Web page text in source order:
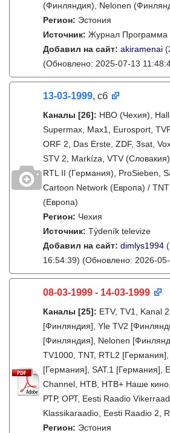
(Финляндия), Nelonen
Регион: Эстония
Источник: Журнал Программа
Добавил на сайт: akiramenai
(Обновлено: 2025-07-13
13-03-1999, сб
Каналы [26]: HBO (Чехия),
Supermax, Max1, Eurosport,
ORF 2, Das Erste, ZDF, 3sat,
STV 2, Markíza, VTV
RTL II (Германия), ProSieben,
Cartoon Network (Европа) /
(Европа)
Регион: Чехия
Источник: Týdeník televize
Добавил на сайт: dimlys1994
16:54:39) (Обновлено: 2026-
08-03-1999 - 14-03-1999
Каналы [25]: ETV, TV1, Kanal
[Финляндия], Yle TV2
[Финляндия], Nelonen
TV1000, TNT, RTL2
[Германия], SAT.1 [Германия],
Channel, НТВ, НТВ+ Наше
РТР, ОРТ, Eesti Raadio
Klassikaraadio, Eesti Raadio 2,
Регион: Эстония